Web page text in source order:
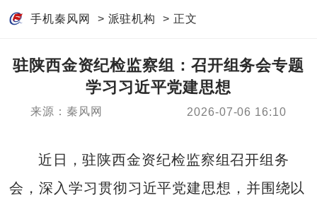
手机秦风网 > 派驻机构 > 正文
驻陕西金资纪检监察组：召开组务会专题
学习习近平党建思想
来源：秦风网 2026-07-06 16:10
近日，驻陕西金资纪检监察组召开组务
会，深入学习贯彻习近平党建思想，并围绕以